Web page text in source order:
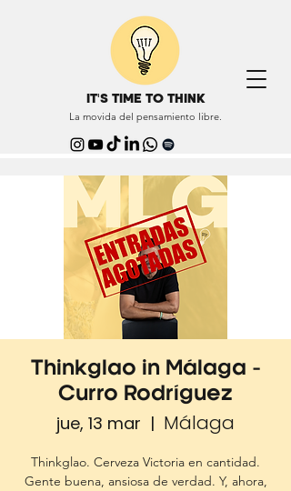
IT'S TIME TO THINK
La movida del pensamiento libre.
Thinkglao in Málaga -
Curro Rodríguez
jue, 13 mar
  |
Málaga
Thinkglao. Cerveza Victoria en cantidad.
Gente buena, ansiosa de verdad. Y, ahora,